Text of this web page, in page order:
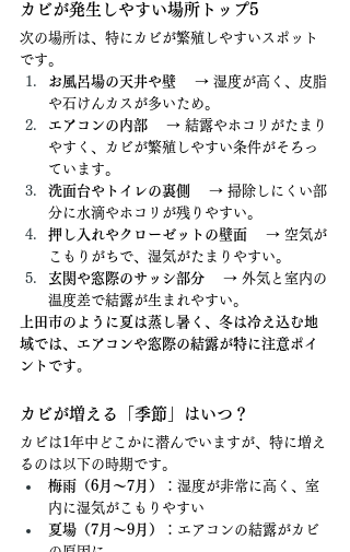
カビが発生しやすい場所トップ5
次の場所は、特にカビが繁殖しやすいスポット
です。
お風呂場の天井や壁 → 湿度が高く、皮脂
や石けんカスが多いため。
エアコンの内部 → 結露やホコリがたまり
やすく、カビが繁殖しやすい条件がそろっ
ています。
洗面台やトイレの裏側
→ 掃除しにくい部
分に水滴やホコリが残りやすい。
押し入れやクローゼットの壁面 → 空気が
こもりがちで、湿気がたまりやすい。
玄関や窓際のサッシ部分 → 外気と室内の
温度差で結露が生まれやすい。
上田市のように夏は蒸し暑く、冬は冷え込む地
域では、エアコンや窓際の結露が特に注意ポイ
ントです。
カビが増える「季節」はいつ？
カビは1年中どこかに潜んでいますが、特に増え
るのは以下の時期です。
梅雨（6月〜7月）
：湿度が非常に高く、室
内に湿気がこもりやすい
夏場（7月〜9月）
：エアコンの結露がカビ